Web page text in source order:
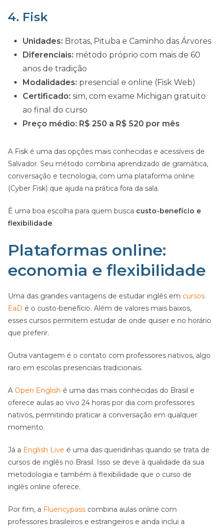
4. Fisk
Unidades: Brotas, Pituba e Caminho das Árvores
Diferenciais: método próprio com mais de 60
anos de tradição
Modalidades: presencial e online (Fisk Web)
Certificado: sim, com exame Michigan gratuito
ao final do curso
Preço médio: R$ 250 a R$ 520 por mês
A Fisk é uma das opções mais conhecidas e acessíveis de
Salvador. Seu método combina aprendizado de gramática,
conversação e tecnologia, com uma plataforma online
(Cyber Fisk) que ajuda na prática fora da sala.
É uma boa escolha para quem busca custo-benefício e
flexibilidade.
Plataformas online:
economia e flexibilidade
Uma das grandes vantagens de estudar inglês em cursos
EaD é o custo-benefício. Além de valores mais baixos,
esses cursos permitem estudar de onde quiser e no horário
que preferir.
Outra vantagem é o contato com professores nativos, algo
raro em escolas presenciais tradicionais.
A Open English é uma das mais conhecidas do Brasil e
oferece aulas ao vivo 24 horas por dia com professores
nativos, permitindo praticar a conversação em qualquer
momento.
Já a English Live é uma das queridinhas quando se trata de
cursos de inglês no Brasil. Isso se deve à qualidade da sua
metodologia e também à flexibilidade que o curso de
inglês online oferece.
Por fim, a Fluencypass combina aulas online com
professores brasileiros e estrangeiros e ainda inclui a